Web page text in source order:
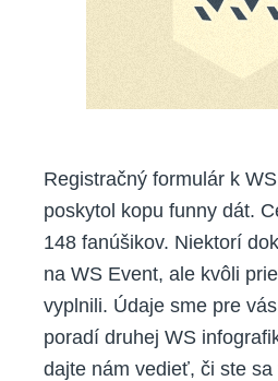
Registračný formulár k
poskytol kopu funny dát.
148 fanúšikov. Niektorí
na WS Event, ale kvôli
vyplnili. Údaje sme pre
poradí druhej WS
dajte nám vedieť, či ste sa